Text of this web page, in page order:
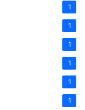
1
1
1
1
1
1